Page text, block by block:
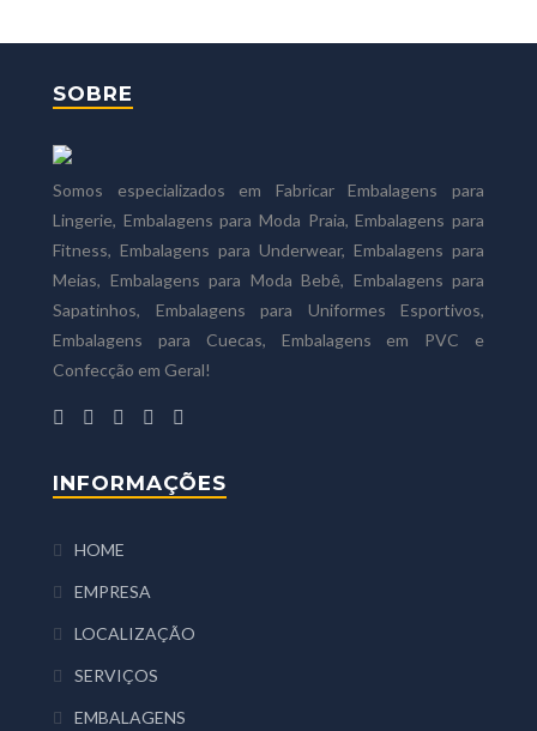
SOBRE
Somos especializados em Fabricar Embalagens para
Lingerie, Embalagens para Moda Praia, Embalagens para
Fitness, Embalagens para Underwear, Embalagens para
Meias, Embalagens para Moda Bebê, Embalagens para
Sapatinhos, Embalagens para Uniformes Esportivos,
Embalagens para Cuecas, Embalagens em PVC e
Confecção em Geral!
INFORMAÇÕES
HOME
EMPRESA
LOCALIZAÇÃO
SERVIÇOS
EMBALAGENS